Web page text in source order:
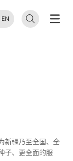
EN
新疆乃至全国、全
子、更全面的服